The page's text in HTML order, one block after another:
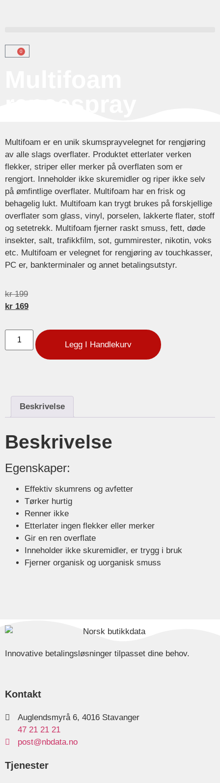
0
Multifoam er en unik skumsprayvelegnet for rengjøring
av alle slags overflater. Produktet etterlater verken
flekker, striper eller merker på overflaten som er
rengjort. Inneholder ikke skuremidler og riper ikke selv
på ømfintlige overflater. Multifoam har en frisk og
behagelig lukt. Multifoam kan trygt brukes på forskjellige
overflater som glass, vinyl, porselen, lakkerte flater, stoff
og setetrekk. Multifoam fjerner raskt smuss, fett, døde
insekter, salt, trafikkfilm, sot, gummirester, nikotin, voks
etc. Multifoam er velegnet for rengjøring av touchkasser,
PC er, bankterminaler og annet betalingsutstyr.
kr199
kr 169
Legg I Handlekurv
Beskrivelse
Beskrivelse
Egenskaper:
Effektiv skumrens og avfetter
Tørker hurtig
Renner ikke
Etterlater ingen flekker eller merker
Gir en ren overflate
Inneholder ikke skuremidler, er trygg i bruk
Fjerner organisk og uorganisk smuss
Innovative betalingsløsninger tilpasset dine behov.
Kontakt
Auglendsmyrå 6, 4016 Stavanger
47 21 21 21
post@nbdata.no
Tjenester